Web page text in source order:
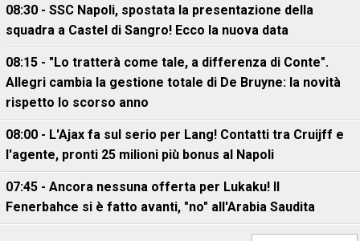
08:30 - SSC Napoli, spostata la presentazione della
squadra a Castel di Sangro! Ecco la nuova data
08:15 - "Lo tratterà come tale, a differenza di Conte".
Allegri cambia la gestione totale di De Bruyne: la novità
rispetto lo scorso anno
08:00 - L'Ajax fa sul serio per Lang! Contatti tra Cruijff e
l'agente, pronti 25 milioni più bonus al Napoli
07:45 - Ancora nessuna offerta per Lukaku! Il
Fenerbahce si è fatto avanti, "no" all'Arabia Saudita